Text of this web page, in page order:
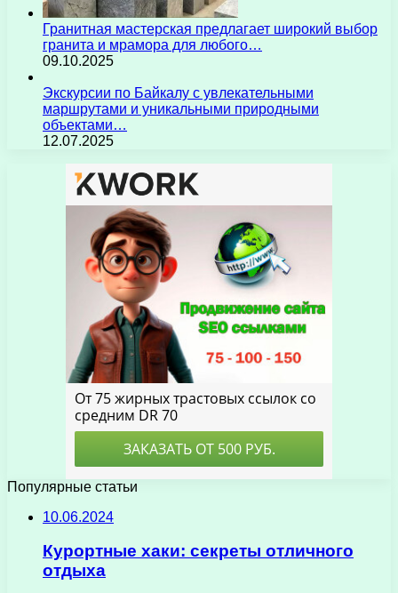
Гранитная мастерская предлагает широкий выбор
гранита и мрамора для любого…
09.10.2025
Экскурсии по Байкалу с увлекательными
маршрутами и уникальными природными
объектами…
12.07.2025
Популярные статьи
10.06.2024
Курортные хаки: секреты отличного
отдыха